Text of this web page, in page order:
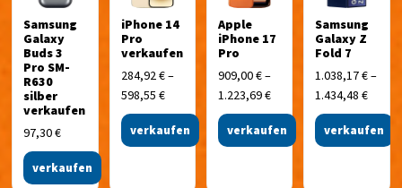
Samsung
Galaxy
Buds 3
Pro SM-
R630
silber
verkaufen
97,30€
verkaufen
iPhone 14
Pro
verkaufen
284,92€–
598,55 €
verkaufen
Apple
iPhone 17
Pro
909,00€–
1.223,69€
verkaufen
Samsung
Galaxy Z
Fold 7
1.038,17€–
1.434,48€
verkaufen